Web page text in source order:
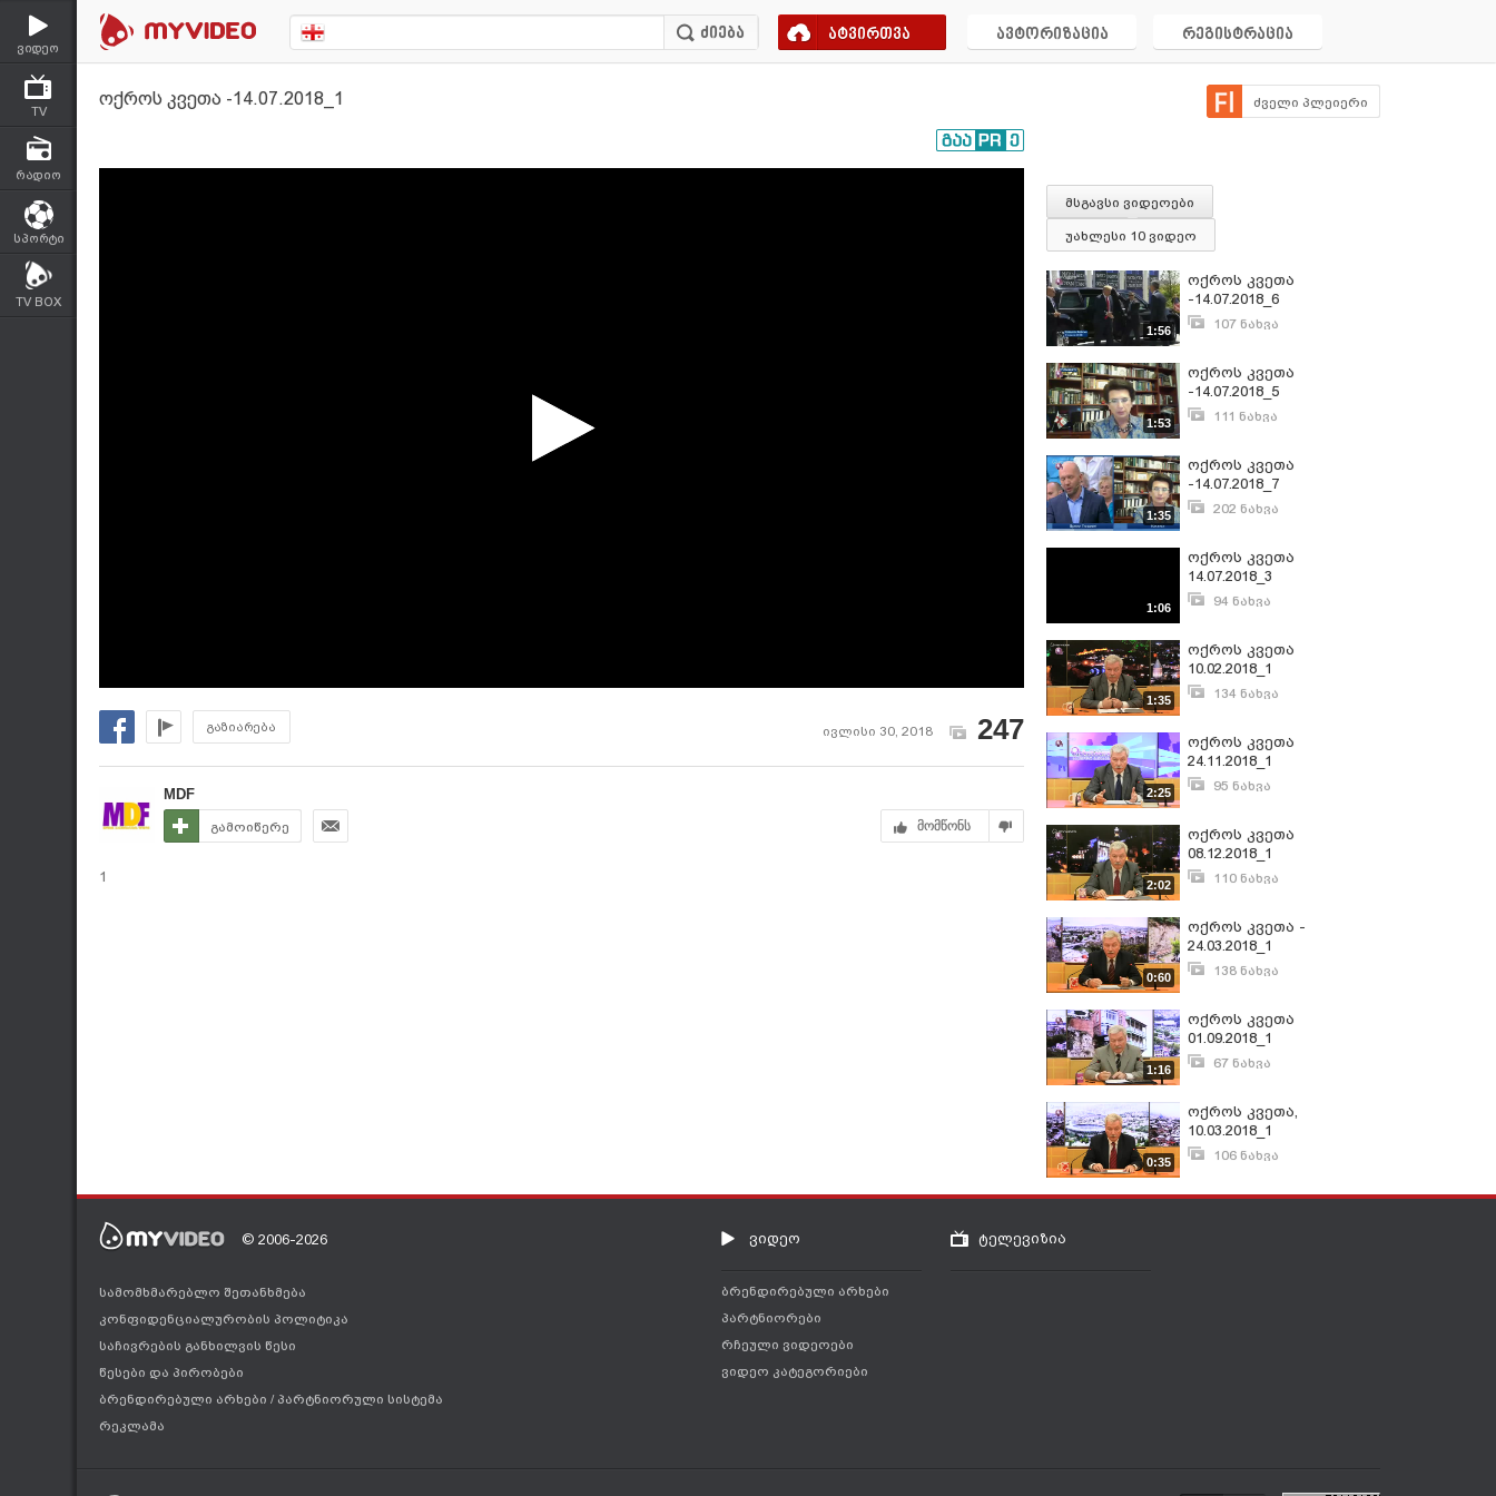
ვიდეო
TV
რადიო
სპორტი
TV BOX
ატვირთვა ავტორიზაცია რეგისტრაცია
ოქროს კვეთა -14.07.2018_1 ძველი პლეიერი
გაზიარება ივლისი 30, 2018 247
MDF
გამოიწერე მომწონს
1
მსგავსი ვიდეოები
უახლესი 10 ვიდეო
1:56
ოქროს კვეთა
-14.07.2018_6
107 ნახვა
1:53
ოქროს კვეთა
-14.07.2018_5
111 ნახვა
1:35
ოქროს კვეთა
-14.07.2018_7
202 ნახვა
1:06
ოქროს კვეთა
14.07.2018_3
94 ნახვა
1:35
ოქროს კვეთა
10.02.2018_1
134 ნახვა
2:25
ოქროს კვეთა
24.11.2018_1
95 ნახვა
2:02
ოქროს კვეთა
08.12.2018_1
110 ნახვა
0:60
ოქროს კვეთა -
24.03.2018_1
138 ნახვა
1:16
ოქროს კვეთა
01.09.2018_1
67 ნახვა
0:35
ოქროს კვეთა,
10.03.2018_1
106 ნახვა
© 2006-2026
სამომხმარებლო შეთანხმება
კონფიდენციალურობის პოლიტიკა
საჩივრების განხილვის წესი
წესები და პირობები
ბრენდირებული არხები / პარტნიორული სისტემა
რეკლამა
ვიდეო
ბრენდირებული არხები
პარტნიორები
რჩეული ვიდეოები
ვიდეო კატეგორიები
ტელევიზია